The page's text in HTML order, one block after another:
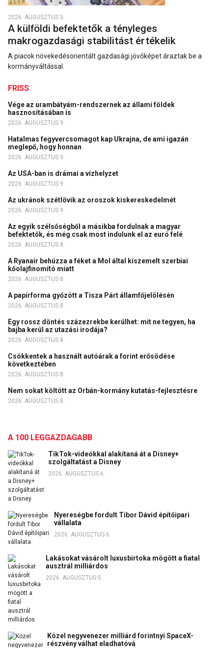
2026. AUGUSZTUS 5.
A külföldi befektetők a tényleges
makrogazdasági stabilitást értékelik
A piacok növekedésorientált gazdasági jövőképet áraztak be a
kormányváltással.
FRISS
Vége az urambátyám-rendszernek az állami földek
hasznosításában is
2026. AUGUSZTUS 9.
Hatalmas fegyvercsomagot kap Ukrajna, de ami igazán
meglepő, hogy honnan
2026. AUGUSZTUS 9.
Az USA-ban is drámai a vízhelyzet
2026. AUGUSZTUS 9.
Az ukránok szétlövik az oroszok kiskereskedelmét
2026. AUGUSZTUS 9.
Az egyik szélsőségből a másikba fordulnak a magyar
befektetők, és még csak most indulunk el az euró felé
2026. AUGUSZTUS 8.
A Ryanair behúzza a féket a Mol által kiszemelt szerbiai
kőolajfinomító miatt
2026. AUGUSZTUS 8.
A papírforma győzött a Tisza Párt államfőjelölésén
2026. AUGUSZTUS 8.
Egy rossz döntés százezrekbe kerülhet: mit ne tegyen, ha
bajba kerül az utazási irodája?
2026. AUGUSZTUS 8.
Csökkentek a használt autóárak a forint erősödése
következtében
2026. AUGUSZTUS 8.
Nem sokat költött az Orbán-kormány kutatás-fejlesztésre
2026. AUGUSZTUS 8.
A 100 LEGGAZDAGABB
TikTok-videókkal alakítaná át a Disney+
szolgáltatást a Disney
2026. AUGUSZTUS 6.
Nyereségbe fordult Tibor Dávid építőipari
vállalata
2026. AUGUSZTUS 6.
Lakásokat vásárolt luxusbirtoka mögött a fiatal
ausztrál milliárdos
2026. AUGUSZTUS 5.
Közel negyvenezer milliárd forintnyi SpaceX-
részvény válhat eladhatóvá